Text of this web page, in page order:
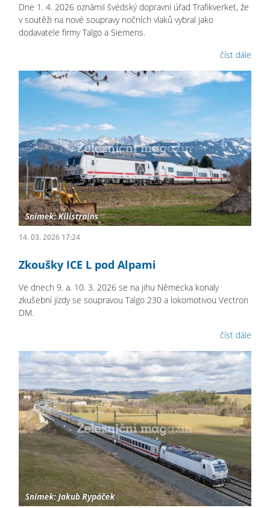
Dne 1. 4. 2026 oznámil švédský dopravní úřad Trafikverket, že
v soutěži na nové soupravy nočních vlaků vybral jako
dodavatele firmy Talgo a Siemens.
číst dále
14. 03. 2026 17:24
Zkoušky ICE L pod Alpami
Ve dnech 9. a. 10. 3. 2026 se na jihu Německa konaly
zkušební jízdy se soupravou Talgo 230 a lokomotivou Vectron
DM.
číst dále